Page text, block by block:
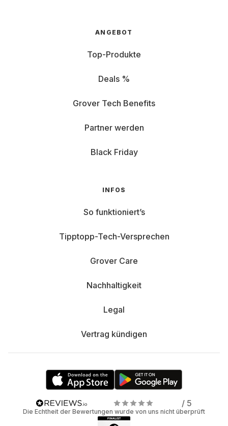
ANGEBOT
Top-Produkte
Deals %
Grover Tech Benefits
Partner werden
Black Friday
INFOS
So funktioniert’s
Tipptopp-Tech-Versprechen
Grover Care
Nachhaltigkeit
Legal
Vertrag kündigen
/ 5
Die Echtheit der Bewertungen wurde von uns nicht überprüft